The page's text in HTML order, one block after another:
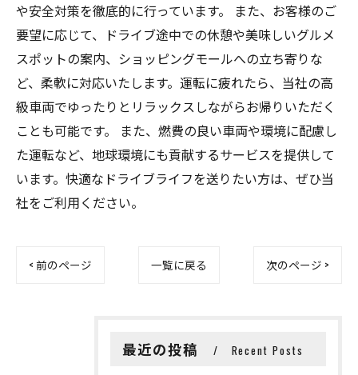
や安全対策を徹底的に行っています。 また、お客様のご
要望に応じて、ドライブ途中での休憩や美味しいグルメ
スポットの案内、ショッピングモールへの立ち寄りな
ど、柔軟に対応いたします。運転に疲れたら、当社の高
級車両でゆったりとリラックスしながらお帰りいただく
ことも可能です。 また、燃費の良い車両や環境に配慮し
た運転など、地球環境にも貢献するサービスを提供して
います。快適なドライブライフを送りたい方は、ぜひ当
社をご利用ください。
< 前のページ 一覧に戻る 次のページ >
最近の投稿 Recent Posts